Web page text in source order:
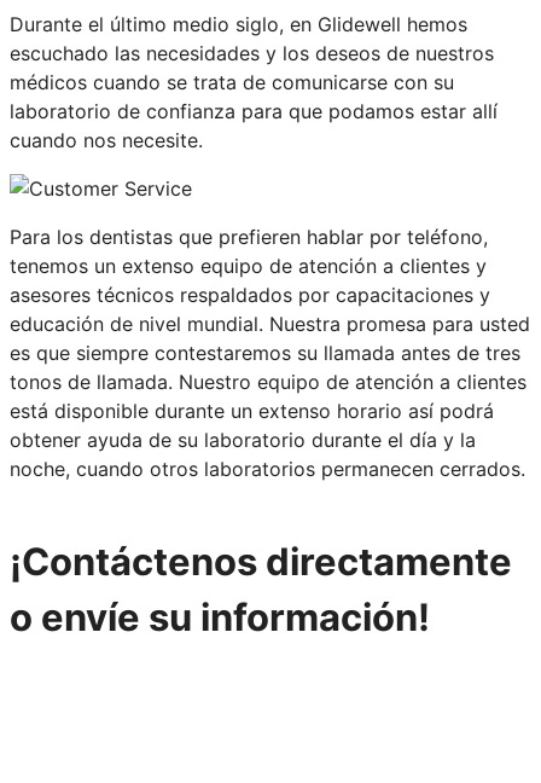
Durante el último medio siglo, en Glidewell hemos
escuchado las necesidades y los deseos de nuestros
médicos cuando se trata de comunicarse con su
laboratorio de confianza para que podamos estar allí
cuando nos necesite.
Para los dentistas que prefieren hablar por teléfono,
tenemos un extenso equipo de atención a clientes y
asesores técnicos respaldados por capacitaciones y
educación de nivel mundial. Nuestra promesa para usted
es que siempre contestaremos su llamada antes de tres
tonos de llamada. Nuestro equipo de atención a clientes
está disponible durante un extenso horario así podrá
obtener ayuda de su laboratorio durante el día y la
noche, cuando otros laboratorios permanecen cerrados.
¡Contáctenos directamente
o envíe su información!